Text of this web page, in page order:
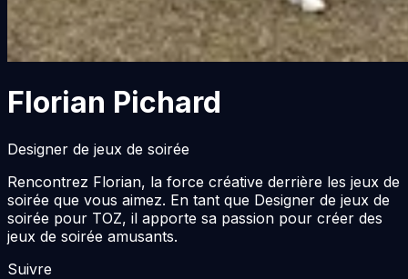
Florian Pichard
Designer de jeux de soirée
Rencontrez Florian, la force créative derrière les jeux de
soirée que vous aimez. En tant que Designer de jeux de
soirée pour TOZ, il apporte sa passion pour créer des
jeux de soirée amusants.
Suivre